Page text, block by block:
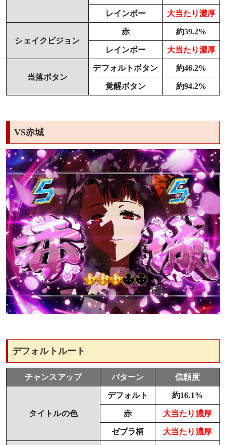
レインボー 大当たり濃厚
シェイクビジョン
赤 約59.2%
レインボー 大当たり濃厚
当落ボタン
デフォルトボタン 約46.2%
覚醒ボタン 約94.2%
VS赤城
デフォルトルート
チャンスアップ パターン 信頼度
タイトルの色
デフォルト 約16.1%
赤 大当たり濃厚
ゼブラ柄 大当たり濃厚